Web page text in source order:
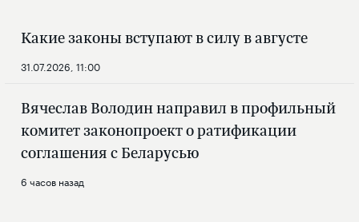
Какие законы вступают в силу в августе
31.07.2026, 11:00
Вячеслав Володин направил в профильный
комитет законопроект о ратификации
соглашения с Беларусью
6 часов назад